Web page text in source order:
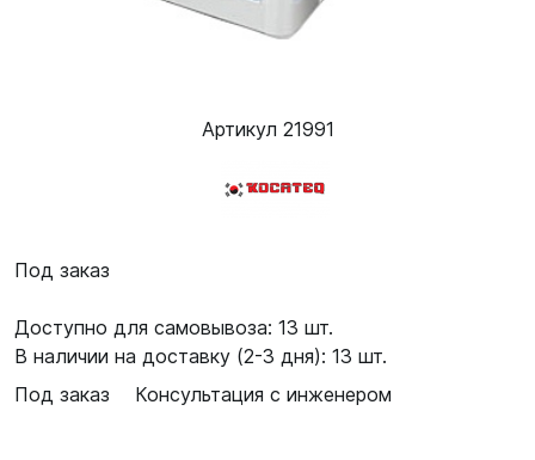
Артикул 21991
Под заказ
Доступно для самовывоза: 13 шт.
В наличии на доставку (2-3 дня): 13 шт.
Под заказ
Консультация с инженером